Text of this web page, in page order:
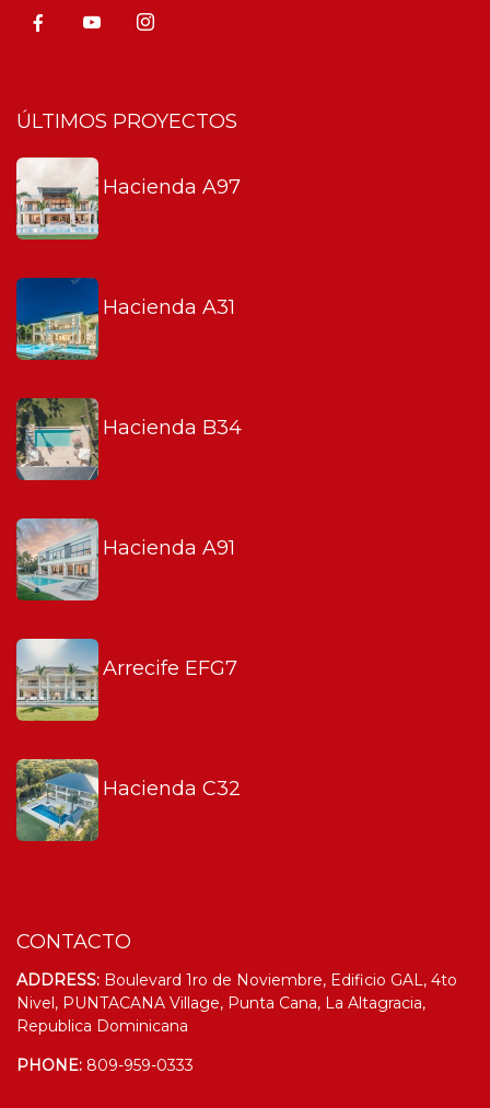
ÚLTIMOS PROYECTOS
Hacienda A97
Hacienda A31
Hacienda B34
Hacienda A91
Arrecife EFG7
Hacienda C32
CONTACTO
ADDRESS: Boulevard 1ro de Noviembre, Edificio GAL, 4to
Nivel, PUNTACANA Village, Punta Cana, La Altagracia,
Republica Dominicana
PHONE: 809-959-0333